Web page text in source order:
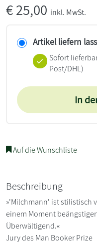
€25,00 inkl. MwSt.
Artikel liefern
Sofort
Post/DHL)
In
Auf die Wunschliste
Beschreibung
»'Milchmann' ist stilistisch
einem Moment
Überwältigend.«
Jury des Man Booker Prize